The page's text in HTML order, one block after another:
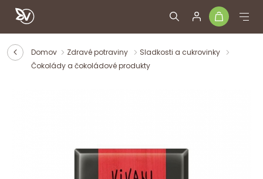
Domov Zdravé potraviny
Sladkosti a cukrovinky
Čokolády a čokoládové produkty